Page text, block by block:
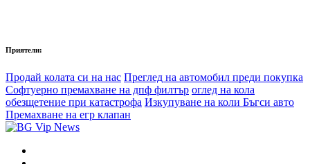
Приятели:
Продай колата си на нас Преглед на автомобил преди покупка
Софтуерно премахване на дпф филтър оглед на кола
обезщетение при катастрофа Изкупуване на коли Бъгси авто
Премахване на егр клапан